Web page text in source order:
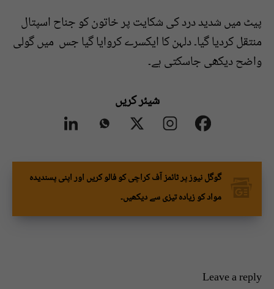
پیٹ میں شدید درد کی شکایت پر خاتون کو جناح اسپتال
منتقل کردیا گیا۔ دلہن کا ایکسرے کروایا گیا جس میں گولی
واضح دیکھی جاسکتی ہے۔
شیئر کریں
گوگل نیوز پر ٹائمز آف کراچی کو فالو کریں اور اپنی پسندیدہ
مواد کو زیادہ تیزی سے دیکھیں۔
Leave a reply